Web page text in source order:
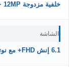
خلفية مزدوجة 12MP + 12MP / أمامية 12MP
الشاشة
6.1 إنش FHD+ مع نوتش عريض